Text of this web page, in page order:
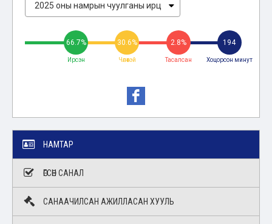
66.7%
Ирсэн
30.6%
Чөлөөтэй
2.8%
Тасалсан
194
Хоцорсон минут
НАМТАР
ӨГСӨН САНАЛ
САНААЧИЛСАН АЖИЛЛАСАН ХУУЛЬ